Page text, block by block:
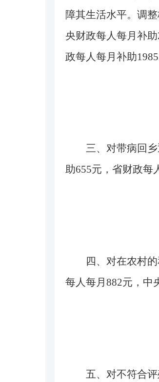
障其生活水平。调
央财政每人每月补
政每人每月补助
三、对带病回
助655元，省财政每
四、对在农村
每人每月882元，中
五、对不符合